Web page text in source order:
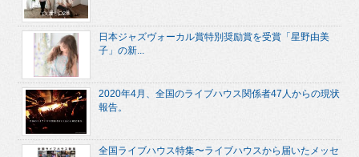
日本ジャズヴォーカル賞特別奨励賞を受賞「星野由美
子」の新...
2020年4月、全国のライブハウス関係者47人からの現状
報告。
全国ライブハウス特集〜ライブハウスから届いたメッセ